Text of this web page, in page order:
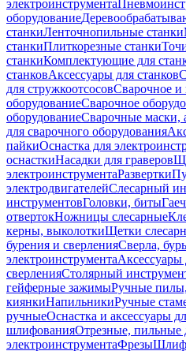
электроинструмента
оборудование
станкиЛенточнопильные станки
станкиПлиткорезные станки
станкиКомплектующие для
станковАксессуары для станков
для стружкоотсосовСварочное и
оборудованиеСварочное
оборудованиеСварочные маски,
для сварочного оборудования
пайкиОснастка для
оснасткиНасадки для граверов
электроинструментаРазвертки
электродвигателейСлесарный
инструментовГоловки, биты
отвертокНожницы слесарные
керны, выколоткиЩетки
бурения и сверленияСверла,
электроинструментаАксессуары
сверленияСтолярный
гейферные зажимыРучные
киянкиНапильникиРучные
ручныеОснастка и аксессуары
шлифованияОтрезные, пильные
электроинструментаФрезы